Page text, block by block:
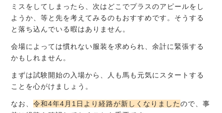
ミスをしてしまったら、次はどこでプラスのアピールをし
ようか、等と先を考えてみるのもおすすめです。そうする
と落ち込んでいる暇はありません。
会場によっては慣れない服装を求められ、余計に緊張する
かもしれません。
まずは試験開始の入場から、人も馬も元気にスタートする
ことを心がけましょう。
なお、令和4年4月1日より経路が新しくなりましたので、事